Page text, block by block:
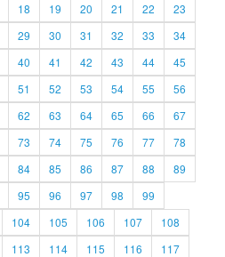
18 19 20 21 22
23
29 30 31 32 33
34
40 41 42 43 44
45
51 52 53 54 55
56
62 63 64 65 66
67
73 74 75 76 77
78
84 85 86 87 88
89
95 96 97 98
99
104 105 106 107
108
113 114 115 116
117